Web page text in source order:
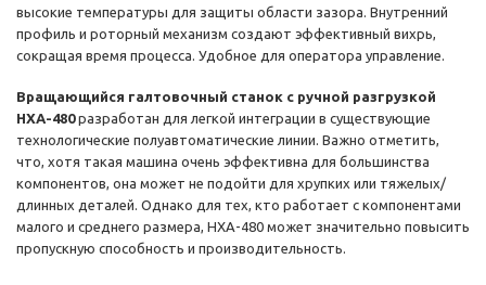
высокие температуры для защиты области зазора. Внутренний
профиль и роторный механизм создают эффективный вихрь,
сокращая время процесса. Удобное для оператора управление.
Вращающийся галтовочный станок с ручной разгрузкой
HXA-480разработан для легкой интеграции в существующие
технологические полуавтоматические линии. Важно отметить,
что, хотя такая машина очень эффективна для большинства
компонентов, она может не подойти для хрупких или тяжелых/
длинных деталей. Однако для тех, кто работает с компонентами
малого и среднего размера, HXA-480 может значительно повысить
пропускную способность и производительность.